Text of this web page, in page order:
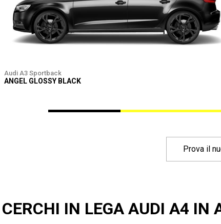
Audi A3 Sportback
ANGEL GLOSSY BLACK
Prova il
CERCHI IN LEGA AUDI A4 IN